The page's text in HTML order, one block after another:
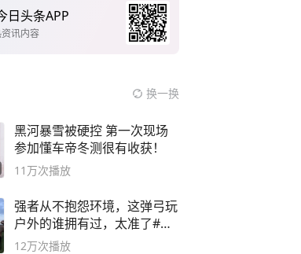
日头条APP
讯内容
换一换
黑河暴雪被硬控 第一次现场
参加懂车帝冬测很有收获！
11万次播放
强者从不抱怨环境，这弹弓玩
户外的谁拥有过，太准了#弹
弓#户外
12万次播放